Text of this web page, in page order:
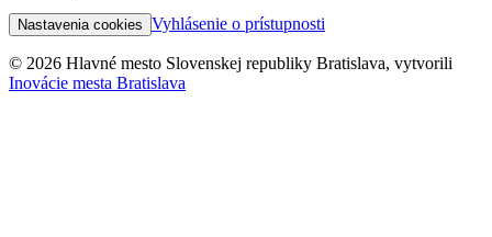
Nastavenia cookies Vyhlásenie o prístupnosti
© 2026 Hlavné mesto Slovenskej republiky Bratislava, vytvorili
Inovácie mesta Bratislava